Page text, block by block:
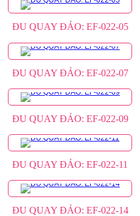
ĐU QUAY ĐẢO: EF-022-05
ĐU QUAY ĐẢO: EF-022-07
ĐU QUAY ĐẢO: EF-022-09
ĐU QUAY ĐẢO: EF-022-11
ĐU QUAY ĐẢO: EF-022-14